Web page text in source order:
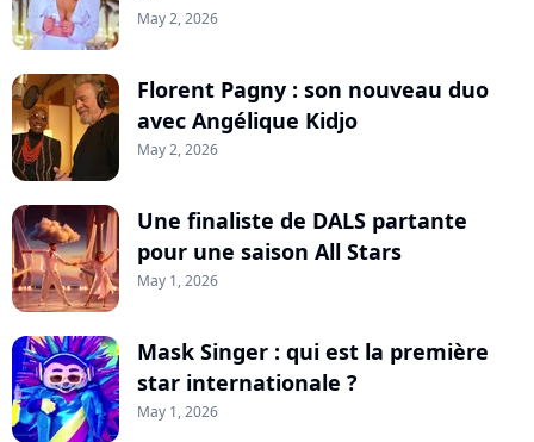
May 2, 2026
Florent Pagny : son nouveau duo
avec Angélique Kidjo
May 2, 2026
Une finaliste de DALS partante
pour une saison All Stars
May 1, 2026
Mask Singer : qui est la première
star internationale ?
May 1, 2026